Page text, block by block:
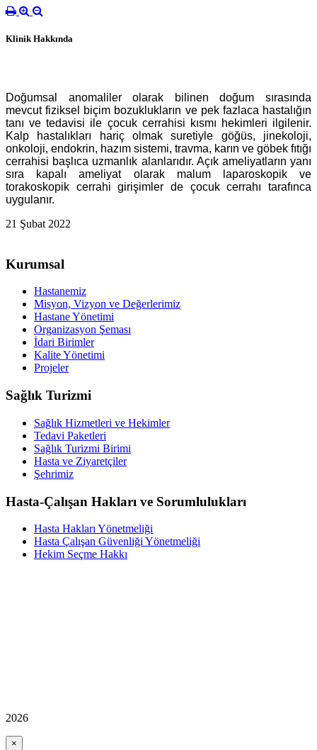
Klinik Hakkında
Doğumsal anomaliler olarak bilinen doğum sırasında
mevcut fiziksel biçim bozuklukların ve pek fazlaca hastalığın
tanı ve tedavisi ile çocuk cerrahisi kısmı hekimleri ilgilenir.
Kalp hastalıkları hariç olmak suretiyle göğüs, jinekoloji,
onkoloji, endokrin, hazım sistemi, travma, karın ve göbek fıtığı
cerrahisi başlıca uzmanlık alanlarıdır. Açık ameliyatların yanı
sıra kapalı ameliyat olarak malum laparoskopik ve
torakoskopik cerrahi girişimler de çocuk cerrahı tarafınca
uygulanır.
21 Şubat 2022
Kurumsal
Hastanemiz
Misyon, Vizyon ve Değerlerimiz
Hastane Yönetimi
Organizasyon Şeması
İdari Birimler
Kalite Yönetimi
Projeler
Sağlık Turizmi
Sağlık Hizmetleri ve Hekimler
Tedavi Paketleri
Sağlık Turizmi Birimi
Hasta ve Ziyaretçiler
Şehrimiz
Hasta-Çalışan Hakları ve Sorumlulukları
Hasta Hakları Yönetmeliği
Hasta Çalışan Güvenliği Yönetmeliği
Hekim Seçme Hakkı
2026
×